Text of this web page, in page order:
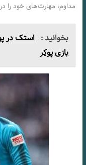
مداوم، مهارت‌های خود را
بخوانید : استک در
بازی پوکر